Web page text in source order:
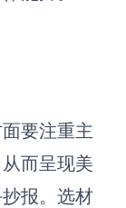
要注重主
而呈现美
报。选材